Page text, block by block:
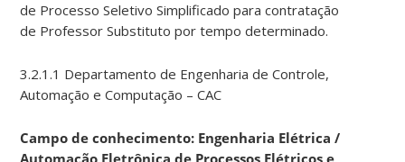
de Processo Seletivo Simplificado para contratação
de Professor Substituto por tempo determinado.
3.2.1.1 Departamento de Engenharia de Controle,
Automação e Computação – CAC
Campo de conhecimento: Engenharia Elétrica /